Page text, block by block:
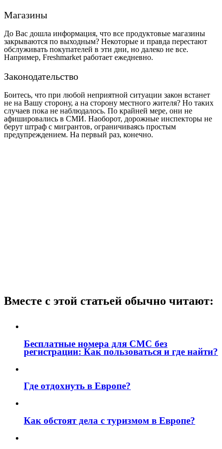
Магазины
До Вас дошла информация, что все продуктовые магазины
закрываются по выходным? Некоторые и правда перестают
обслуживать покупателей в эти дни, но далеко не все.
Например, Freshmarket работает ежедневно.
Законодательство
Боитесь, что при любой неприятной ситуации закон встанет
не на Вашу сторону, а на сторону местного жителя? Но таких
случаев пока не наблюдалось. По крайней мере, они не
афишировались в СМИ. Наоборот, дорожные инспекторы не
берут штраф с мигрантов, ограничиваясь простым
предупреждением. На первый раз, конечно.
Вместе с этой статьей обычно читают:
Бесплатные номера для СМС без
регистрации: Как пользоваться и где найти?
Где отдохнуть в Европе?
Как обстоят дела с туризмом в Европе?